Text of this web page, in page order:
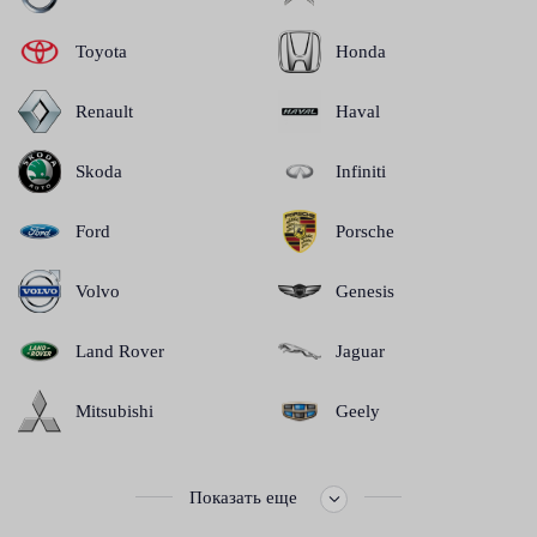
Toyota
Renault
Skoda
Ford
Volvo
Land Rover
Mitsubishi
Honda
Haval
Infiniti
Porsche
Genesis
Jaguar
Geely
Показать еще